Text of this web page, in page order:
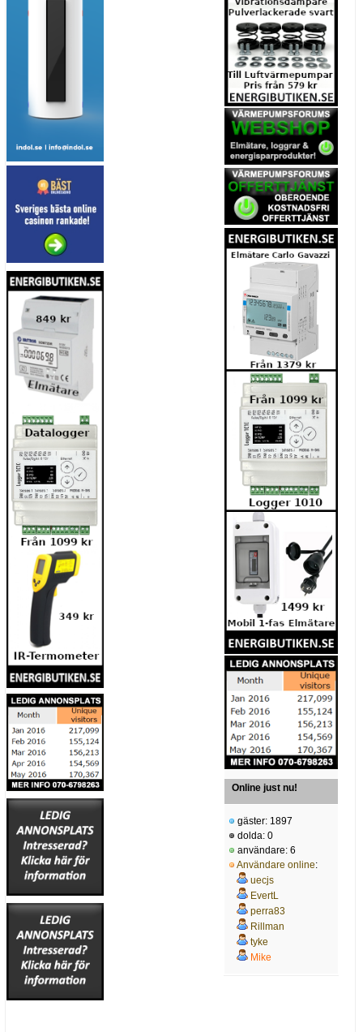
Online just nu!
gäster: 1897
dolda: 0
användare: 6
Användare online:
uecjs
EvertL
perra83
Rillman
tyke
Mike